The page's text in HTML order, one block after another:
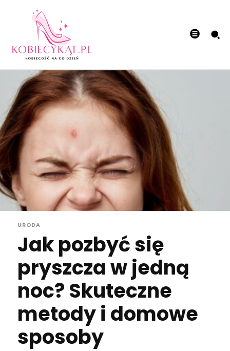
URODA
Jak pozbyć się
pryszcza w jedną
noc? Skuteczne
metody i domowe
sposoby